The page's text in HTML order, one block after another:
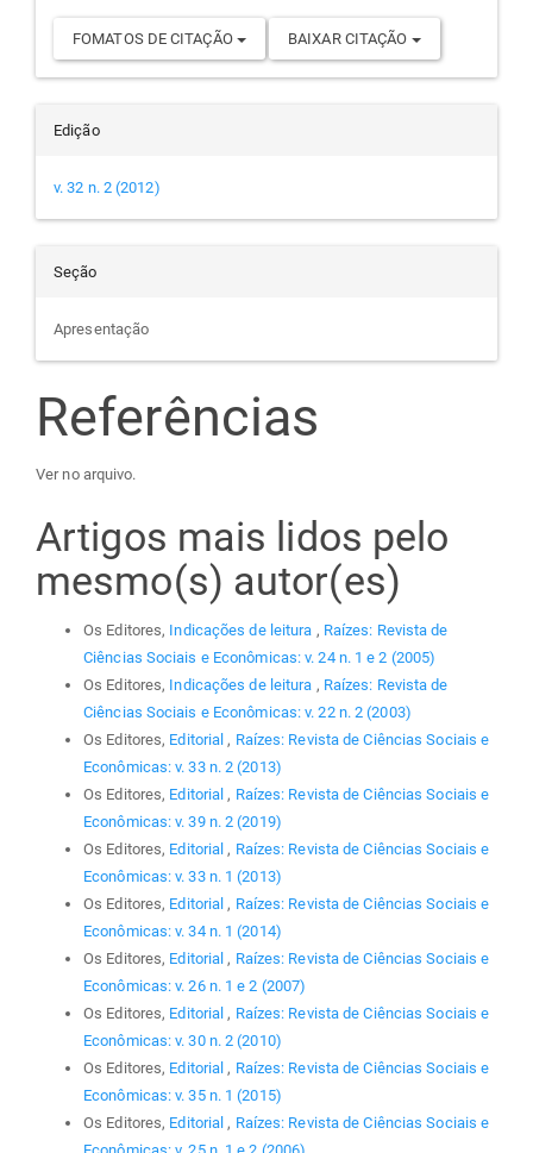
FOMATOS DE CITAÇÃO BAIXAR CITAÇÃO
Edição
v. 32 n. 2 (2012)
Seção
Apresentação
Referências
Ver no arquivo.
Artigos mais lidos pelo
mesmo(s) autor(es)
Os Editores, Indicações de leitura , Raízes: Revista de
Ciências Sociais e Econômicas: v. 24 n. 1 e 2 (2005)
Os Editores, Indicações de leitura , Raízes: Revista de
Ciências Sociais e Econômicas: v. 22 n. 2 (2003)
Os Editores, Editorial, Raízes: Revista de Ciências Sociais e
Econômicas: v. 33 n. 2 (2013)
Os Editores, Editorial, Raízes: Revista de Ciências Sociais e
Econômicas: v. 39 n. 2 (2019)
Os Editores, Editorial, Raízes: Revista de Ciências Sociais e
Econômicas: v. 33 n. 1 (2013)
Os Editores, Editorial, Raízes: Revista de Ciências Sociais e
Econômicas: v. 34 n. 1 (2014)
Os Editores, Editorial, Raízes: Revista de Ciências Sociais e
Econômicas: v. 26 n. 1 e 2 (2007)
Os Editores, Editorial, Raízes: Revista de Ciências Sociais e
Econômicas: v. 30 n. 2 (2010)
Os Editores, Editorial, Raízes: Revista de Ciências Sociais e
Econômicas: v. 35 n. 1 (2015)
Os Editores, Editorial, Raízes: Revista de Ciências Sociais e